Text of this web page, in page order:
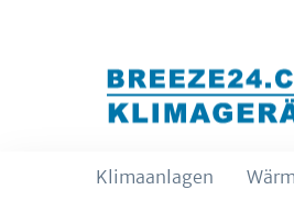
Klimaanlagen